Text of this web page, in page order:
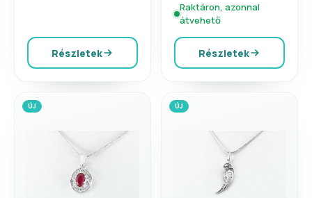
Részletek
Raktáron, azonnal
átvehető
Részletek
ÚJ ÚJ